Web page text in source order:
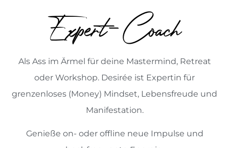
Expert-Coach
Als Ass im Ärmel für deine Mastermind, Retreat
oder Workshop. Desirée ist Expertin für
grenzenloses (Money) Mindset, Lebensfreude und
Manifestation.
Genieße on- oder offline neue Impulse und